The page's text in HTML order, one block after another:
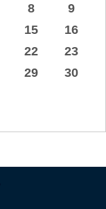
8
9
15
16
22
23
29
30